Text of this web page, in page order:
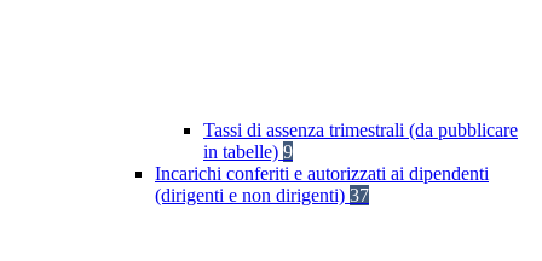
Tassi di assenza trimestrali (da pubblicare
in tabelle) 9
Incarichi conferiti e autorizzati ai dipendenti
(dirigenti e non dirigenti) 37